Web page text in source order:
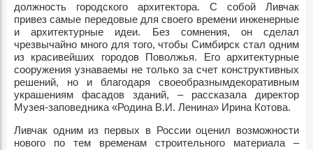
должность городского архитектора. С собой Ливчак
привез самые передовые для своего времени инженерные
и архитектурные идеи. Без сомнения, он сделал
чрезвычайно много для того, чтобы Симбирск стал одним
из красивейших городов Поволжья. Его архитектурные
сооружения узнаваемы не только за счет конструктивных
решений, но и благодаря своеобразнымдекоративным
украшениям фасадов зданий, – рассказала директор
Музея-заповедника «Родина В.И. Ленина» Ирина Котова.
Ливчак одним из первых в России оценил возможности
нового по тем временам строительного материала –